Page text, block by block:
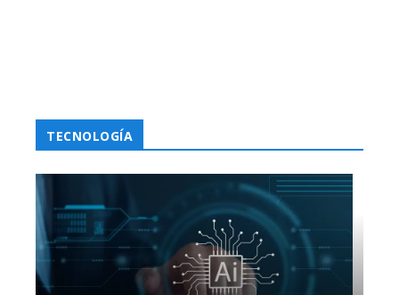
TECNOLOGÍA